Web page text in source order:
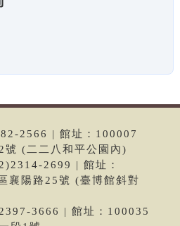
2566 | 館址：100007
號 (二二八和平公園內)
2699 | 館址：
襄陽路25號 (臺博館斜對
3666 | 館址：100035